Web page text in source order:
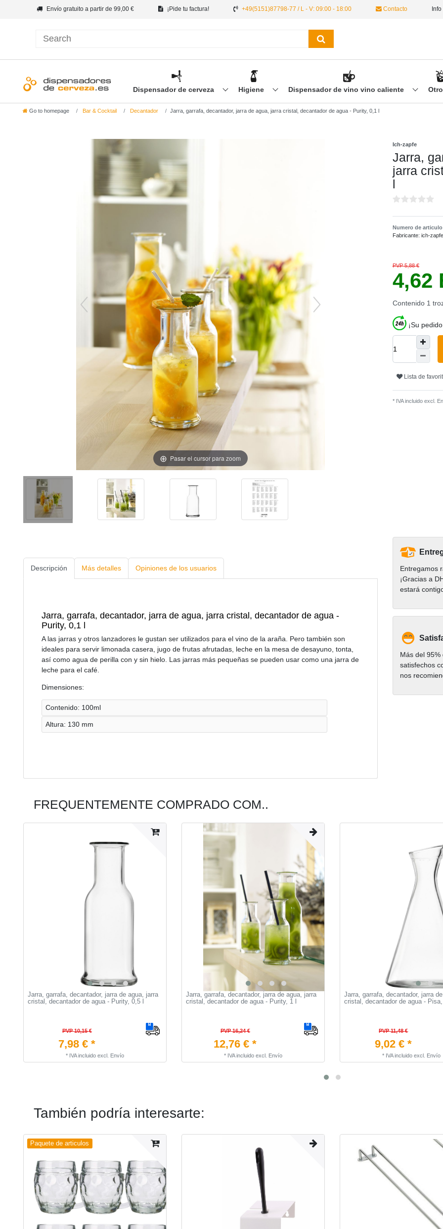
Envío gratuito a partir de 99,00 € ¡Pide tu factura! +49(5151)87798-77 / L - V: 09:00 - 18:00 Contacto Info
Dispensador de cerveza Higiene Dispensador de vino vino caliente
Go to homepage Bar & Cocktail Decantador Jarra, garrafa, decantador, jarra de agua, jarra cristal, decantador de agua - Purity, 0,1 l
Pasar el cursor para zoom
Ich-zapfe
Jarra,
jarra
l
Numero de articulo
Fabricante: ich-zapfe
PVP 5,88 €
4,62
Contenido 1
¡Su
Lista de
* IVA incluido excl.
Descripción Más detalles Opiniones de los usuarios
Jarra, garrafa, decantador, jarra de agua, jarra cristal, decantador de agua -
Purity, 0,1 l
A las jarras y otros lanzadores le gustan ser utilizados para el vino de la araña. Pero también son
ideales para servir limonada casera, jugo de frutas afrutadas, leche en la mesa de desayuno, tonta,
así como agua de perilla con y sin hielo. Las jarras más pequeñas se pueden usar como una jarra de
leche para el café.
Dimensiones:
Contenido: 100ml
Altura: 130 mm
Entregamos
¡Gracias a
estará
Más del 95%
satisfechos
nos
FREQUENTEMENTE COMPRADO COM..
Jarra, garrafa, decantador, jarra de agua, jarra
cristal, decantador de agua - Purity, 0,5 l
PVP 10,15 €
7,98 € *
* IVA incluido excl. Envío
Jarra, garrafa, decantador, jarra de agua, jarra
cristal, decantador de agua - Purity, 1 l
PVP 16,24 €
12,76 € *
* IVA incluido excl. Envío
Jarra, garrafa, decantador, jarra
cristal, decantador de agua - Pisa,
PVP 11,48 €
9,02 € *
* IVA incluido excl. Envío
También podría interesarte:
Paquete de articulos